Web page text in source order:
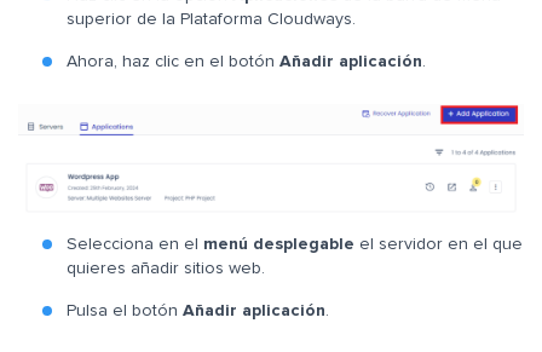
superior de la Plataforma Cloudways.
Ahora, haz clic en el botón Añadir aplicación
Selecciona en el menú desplegable el servidor en el que
quieres añadir sitios web.
Pulsa el botón Añadir aplicación.